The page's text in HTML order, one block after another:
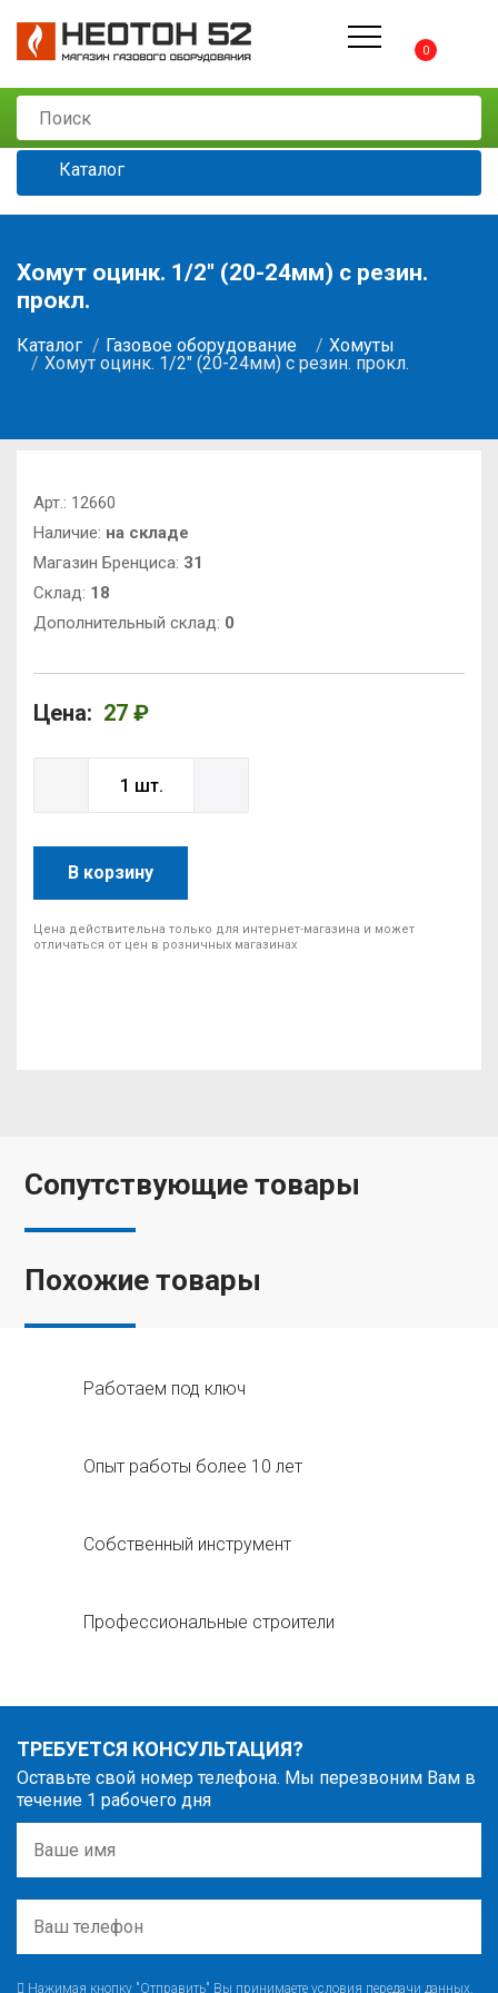
0
Каталог
Хомут оцинк. 1/2" (20-24мм) с резин.
прокл.
Каталог Газовое оборудование
Хомуты
Хомут оцинк. 1/2" (20-24мм) с резин. прокл.
Арт.: 12660
Наличие: на складе
Магазин Бренциса: 31
Cклад: 18
Дополнительный склад: 0
Цена: 27 ₽
В корзину
Цена действительна только для интернет-магазина и может
отличаться от цен в розничных магазинах
Сопутствующие товары
Похожие товары
Работаем под ключ
Опыт работы более 10 лет
Собственный инструмент
Профессиональные строители
ТРЕБУЕТСЯ КОНСУЛЬТАЦИЯ?
Оставьте свой номер телефона. Мы перезвоним Вам в
течение 1 рабочего дня
Нажимая кнопку "Отправить" Вы принимаете условия передачи данных.